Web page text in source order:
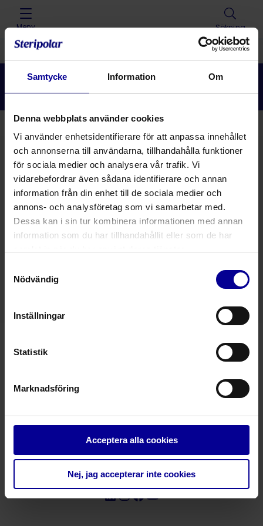
Samtycke Information Om
Denna webbplats använder cookies
Vi använder enhetsidentifierare för att anpassa innehållet
och annonserna till användarna, tillhandahålla funktioner
för sociala medier och analysera vår trafik. Vi
vidarebefordrar även sådana identifierare och annan
information från din enhet till de sociala medier och
annons- och analysföretag som vi samarbetar med.
Dessa kan i sin tur kombinera informationen med annan
information som du har tillhandahållit eller som de har
Nödvändig
Inställningar
Statistik
Marknadsföring
Acceptera alla cookies
Nej, jag accepterar inte cookies
Skip to content
Meny Sökning
Lösningar
Produkter
Home > Lösningar
Ärrbehandling
Tillbaka
No products were found matching your selection.
Tryffelslingan 12, 181 57 Lidingö
LinkedIn
Instagram
Facebook
YouTube
Kontakt
Reklamationer